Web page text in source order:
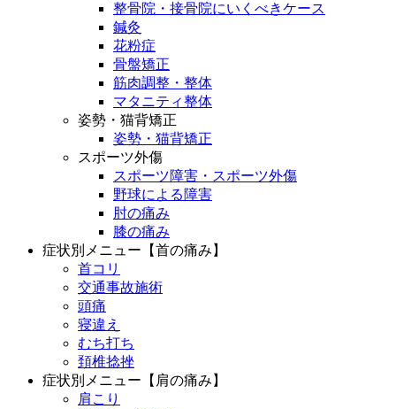
整骨院・接骨院にいくべきケース
鍼灸
花粉症
骨盤矯正
筋肉調整・整体
マタニティ整体
姿勢・猫背矯正
姿勢・猫背矯正
スポーツ外傷
スポーツ障害・スポーツ外傷
野球による障害
肘の痛み
膝の痛み
症状別メニュー【首の痛み】
首コリ
交通事故施術
頭痛
寝違え
むち打ち
頚椎捻挫
症状別メニュー【肩の痛み】
肩こり